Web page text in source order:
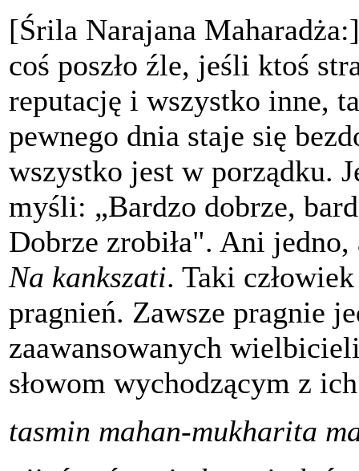
[Śrila Narajana
coś poszło źle, jeśli ktoś
reputację i wszystko inne,
pewnego dnia staje się
wszystko jest w porządku.
myśli: „Bardzo dobrze,
Dobrze zrobiła". Ani
Na kankszati. Taki
pragnień. Zawsze pragnie
zaawansowanych
słowom wychodzącym z
tasmin mahan-mukharita